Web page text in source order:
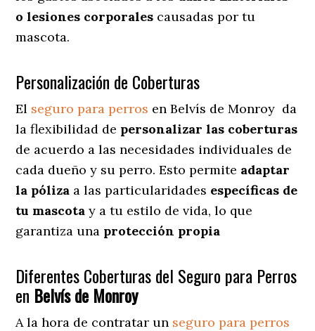
o lesiones corporales causadas por tu
mascota.
Personalización de Coberturas
El seguro para perros en Belvís de Monroy da
la flexibilidad de personalizar las coberturas
de acuerdo a las necesidades individuales de
cada dueño y su perro. Esto permite adaptar
la póliza a las particularidades específicas de
tu mascota y a tu estilo de vida, lo que
garantiza una protección propia
Diferentes Coberturas del Seguro para Perros
en Belvís de Monroy
A la hora de contratar un seguro para perros